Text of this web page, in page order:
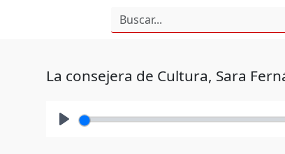
La consejera de Cultura, Sara